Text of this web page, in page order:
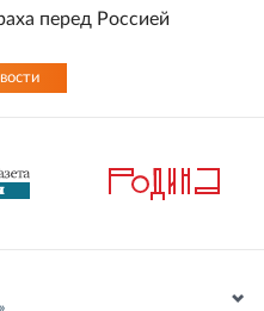
перед Россией